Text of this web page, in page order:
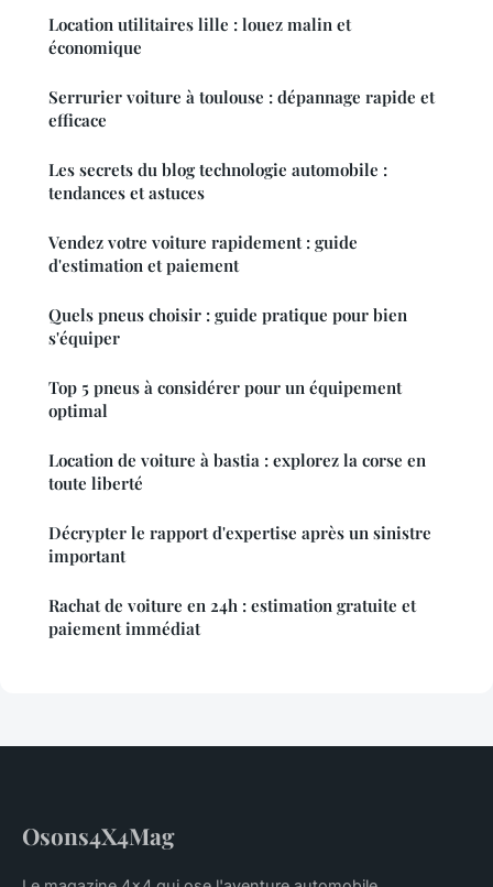
Location utilitaires lille : louez malin et
économique
Serrurier voiture à toulouse : dépannage rapide et
efficace
Les secrets du blog technologie automobile :
tendances et astuces
Vendez votre voiture rapidement : guide
d'estimation et paiement
Quels pneus choisir : guide pratique pour bien
s'équiper
Top 5 pneus à considérer pour un équipement
optimal
Location de voiture à bastia : explorez la corse en
toute liberté
Décrypter le rapport d'expertise après un sinistre
important
Rachat de voiture en 24h : estimation gratuite et
paiement immédiat
Osons4X4Mag